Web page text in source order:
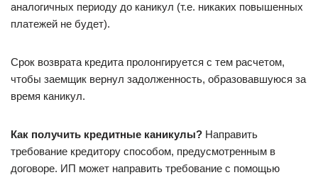
аналогичных периоду до каникул (т.е. никаких повышенных
платежей не будет).
Срок возврата кредита пролонгируется с тем расчетом,
чтобы заемщик вернул задолженность, образовавшуюся за
время каникул.
Как получить кредитные каникулы? Направить
требование кредитору способом, предусмотренным в
договоре. ИП может направить требование с помощью